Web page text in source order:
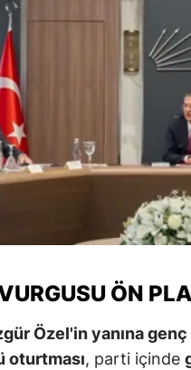
Kütahya
Malatya
Mardin
Muğla
Nevşehir
Niğde
ÖN
Özel'in yanına
oturtması, parti içinde